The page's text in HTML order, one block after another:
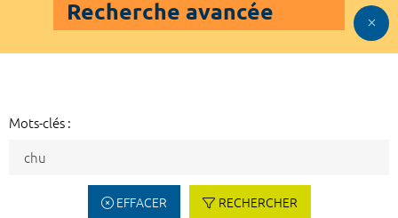
Recherche avancée
Mots-clés :
EFFACER RECHERCHER